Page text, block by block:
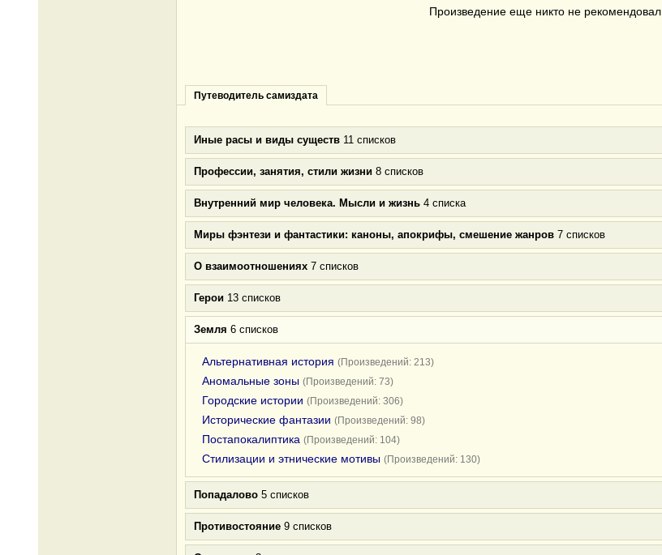
Произведение еще никто не рекомендовал
Путеводитель самиздата
Иные расы и виды существ 11 списков
Профессии, занятия, стили жизни 8 списков
Внутренний мир человека. Мысли и жизнь 4 списка
Миры фэнтези и фантастики: каноны, апокрифы, смешение жанров 7 списков
О взаимоотношениях 7 списков
Герои 13 списков
Земля 6 списков
Альтернативная история (Произведений: 213)
Аномальные зоны (Произведений: 73)
Городские истории (Произведений: 306)
Исторические фантазии (Произведений: 98)
Постапокалиптика (Произведений: 104)
Стилизации и этнические мотивы (Произведений: 130)
Попадалово 5 списков
Противостояние 9 списков